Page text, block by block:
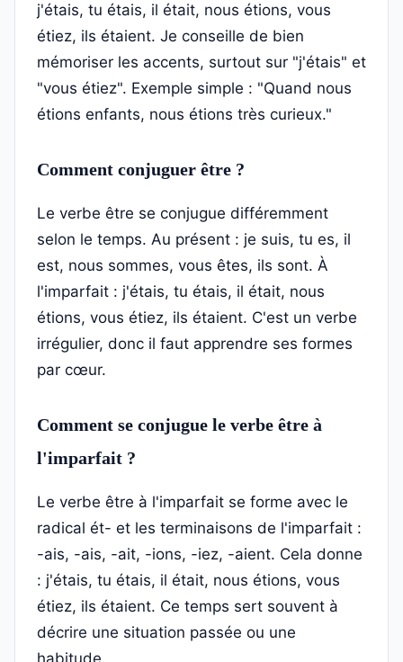
j'étais, tu étais, il était, nous étions, vous
étiez, ils étaient. Je conseille de bien
mémoriser les accents, surtout sur "j'étais" et
"vous étiez". Exemple simple : "Quand nous
étions enfants, nous étions très curieux."
Comment conjuguer être ?
Le verbe être se conjugue différemment
selon le temps. Au présent : je suis, tu es, il
est, nous sommes, vous êtes, ils sont. À
l'imparfait : j'étais, tu étais, il était, nous
étions, vous étiez, ils étaient. C'est un verbe
irrégulier, donc il faut apprendre ses formes
par cœur.
Comment se conjugue le verbe être à
l'imparfait ?
Le verbe être à l'imparfait se forme avec le
radical ét- et les terminaisons de l'imparfait :
-ais, -ais, -ait, -ions, -iez, -aient. Cela donne
: j'étais, tu étais, il était, nous étions, vous
étiez, ils étaient. Ce temps sert souvent à
décrire une situation passée ou une
habitude.